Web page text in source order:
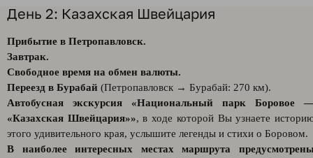
День 2: Казахская Швейцария
Прибытие в Петропавловск.
Завтрак.
Свободное время на обмен валюты.
Переезд в Бурабай (Петропавловск → Бурабай: 270 км).
Автобусная экскурсия «Национальный парк Боровое
«Казахская Швейцария»», в ходе которой Вы узнаете
этого удивительного края, услышите легенды и стихи о Боровом.
В наиболее интересных местах маршрута